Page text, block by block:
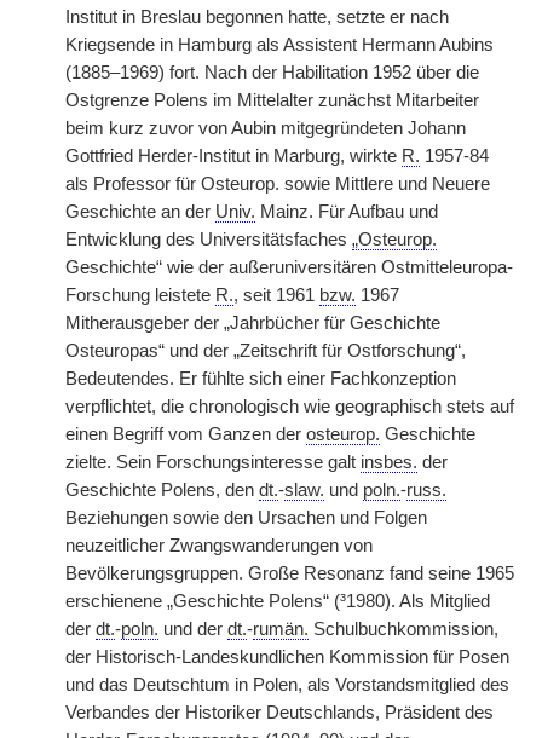
Institut in Breslau begonnen hatte, setzte er nach
Kriegsende in Hamburg als Assistent Hermann Aubins
(1885–1969) fort. Nach der Habilitation 1952 über die
Ostgrenze Polens im Mittelalter zunächst Mitarbeiter
beim kurz zuvor von Aubin mitgegründeten Johann
Gottfried Herder-Institut in Marburg, wirkte R. 1957-84
als Professor für Osteurop. sowie Mittlere und Neuere
Geschichte an der Univ. Mainz. Für Aufbau und
Entwicklung des Universitätsfaches „Osteurop.
Geschichte“ wie der außeruniversitären Ostmitteleuropa-
Forschung leistete R., seit 1961 bzw. 1967
Mitherausgeber der „Jahrbücher für Geschichte
Osteuropas“ und der „Zeitschrift für Ostforschung“,
Bedeutendes. Er fühlte sich einer Fachkonzeption
verpflichtet, die chronologisch wie geographisch stets auf
einen Begriff vom Ganzen der osteurop. Geschichte
zielte. Sein Forschungsinteresse galt insbes. der
Geschichte Polens, den dt.-slaw. und poln.-russ.
Beziehungen sowie den Ursachen und Folgen
neuzeitlicher Zwangswanderungen von
Bevölkerungsgruppen. Große Resonanz fand seine 1965
erschienene „Geschichte Polens“ (³1980). Als Mitglied
der dt.-poln. und der dt.-rumän. Schulbuchkommission,
der Historisch-Landeskundlichen Kommission für Posen
und das Deutschtum in Polen, als Vorstandsmitglied des
Verbandes der Historiker Deutschlands, Präsident des